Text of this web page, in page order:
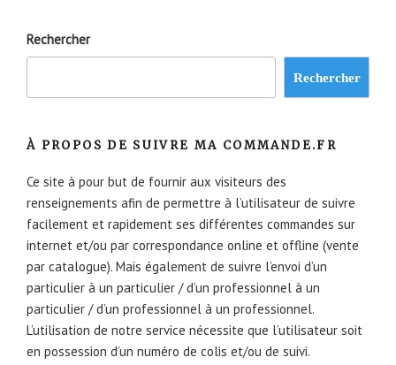
Rechercher
Rechercher
À PROPOS DE SUIVRE MA COMMANDE.FR
Ce site à pour but de fournir aux visiteurs des
renseignements afin de permettre à l’utilisateur de suivre
facilement et rapidement ses différentes commandes sur
internet et/ou par correspondance online et offline (vente
par catalogue). Mais également de suivre l’envoi d’un
particulier à un particulier / d’un professionnel à un
particulier / d’un professionnel à un professionnel.
L’utilisation de notre service nécessite que l’utilisateur soit
en possession d’un numéro de colis et/ou de suivi.